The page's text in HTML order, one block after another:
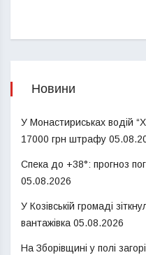
Новини
У Монастириськах водій
17000 грн штрафу
Спека до +38°: прогноз
05.08.2026
У Козівській громаді
вантажівка 05.08.2026
На Зборівщині у полі